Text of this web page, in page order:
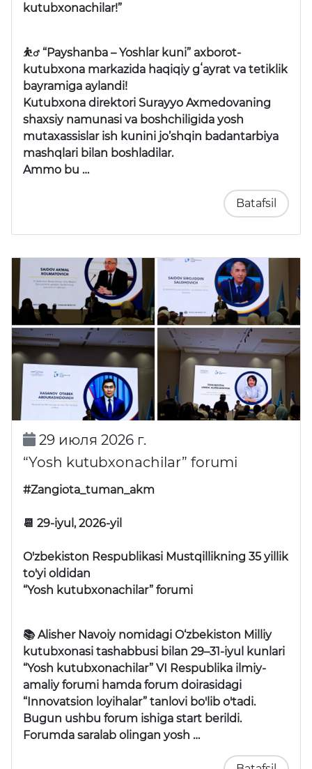
kutubxonachilar!”
⛹️‍♂️ “Payshanba – Yoshlar kuni” axborot-
kutubxona markazida haqiqiy gʻayrat va tetiklik
bayramiga aylandi!
Kutubxona direktori Surayyo Axmedovaning
shaxsiy namunasi va boshchiligida yosh
mutaxassislar ish kunini jo’shqin badantarbiya
mashqlari bilan boshladilar.
Ammo bu …
Batafsil
29 июля 2026 г.
“Yosh kutubxonachilar” forumi
#Zangiota_tuman_akm
📆 29-iyul, 2026-yil
O'zbekiston Respublikasi Mustqillikning 35 yillik
to'yi oldidan
“Yosh kutubxonachilar” forumi
📚 Alisher Navoiy nomidagi O‘zbekiston Milliy
kutubxonasi tashabbusi bilan 29–31-iyul kunlari
“Yosh kutubxonachilar” VI Respublika ilmiy-
amaliy forumi hamda forum doirasidagi
“Innovatsion loyihalar” tanlovi bo'lib o'tadi.
Bugun ushbu forum ishiga start berildi.
Forumda saralab olingan yosh …